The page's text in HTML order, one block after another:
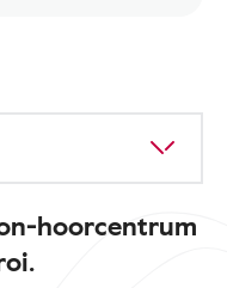
hoorcentrum